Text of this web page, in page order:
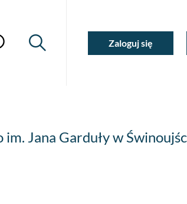
Wyszukiwarka
MojeZaloguj się
Jana Garduły w